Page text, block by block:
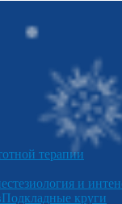
терапии
и
Подкладные круги